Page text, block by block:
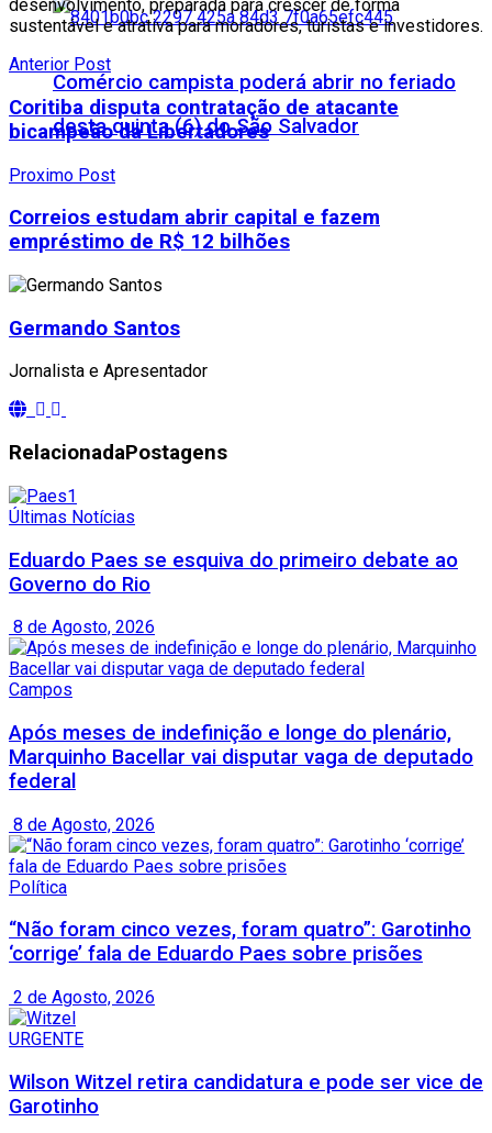
Comércio campista poderá abrir no feriado
desta quinta (6) do São Salvador
desenvolvimento, preparada para crescer de forma
sustentável e atrativa para moradores, turistas e investidores.
Anterior Post
Coritiba disputa contratação de atacante
bicampeão da Libertadores
Proximo Post
Correios estudam abrir capital e fazem
empréstimo de R$ 12 bilhões
Germando Santos
Jornalista e Apresentador
RelacionadaPostagens
Últimas Notícias
Eduardo Paes se esquiva do primeiro debate ao
Governo do Rio
8 de Agosto, 2026
Campos
Após meses de indefinição e longe do plenário,
Marquinho Bacellar vai disputar vaga de deputado
federal
8 de Agosto, 2026
Política
“Não foram cinco vezes, foram quatro”: Garotinho
‘corrige’ fala de Eduardo Paes sobre prisões
2 de Agosto, 2026
URGENTE
Wilson Witzel retira candidatura e pode ser vice de
Garotinho